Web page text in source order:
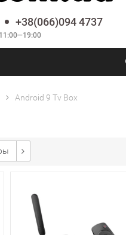
+38(066)094 4737
Android 9 Tv Box